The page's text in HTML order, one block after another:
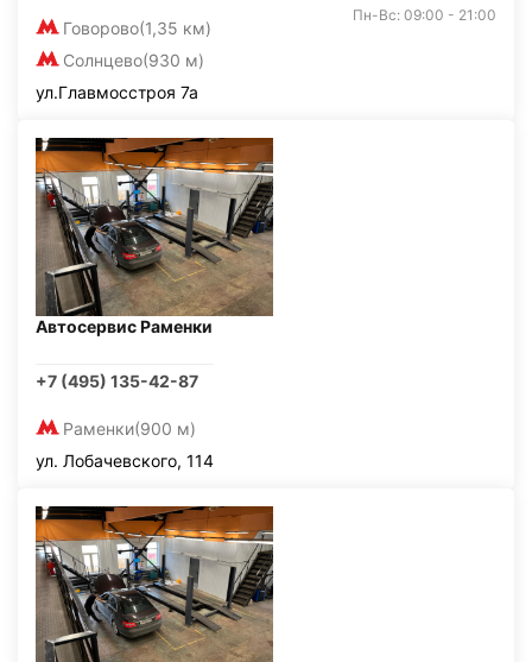
Говорово(1,35 км)
Солнцево(930 м)
Пн-Вс: 09:00 - 21:00
ул.Главмосстроя 7а
Автосервис Раменки
+7 (495) 135-42-87
Раменки(900 м)
ул. Лобачевского, 114